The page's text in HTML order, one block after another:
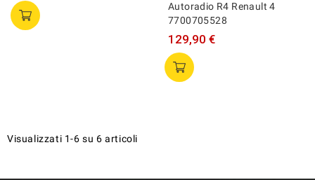
Autoradio R4 Renault 4
7700705528
129,90 €
Visualizzati 1-6 su 6 articoli